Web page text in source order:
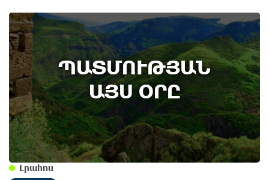
ՊԱՏՄՈՒԹՅԱՆ
ԱՅՍ ՕՐԸ
10th of August
Անտառային հրդեհներից պաշտպանության
օր. պատմության այս օրը (9 օգոստոս)
Լրահոս